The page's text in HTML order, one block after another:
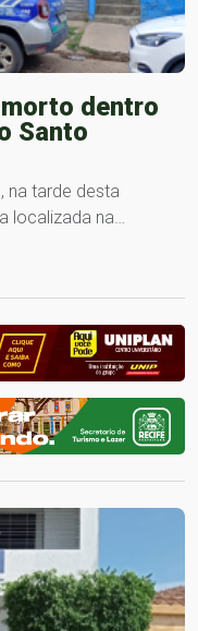
dentro
Santo
na tarde desta
localizada na…